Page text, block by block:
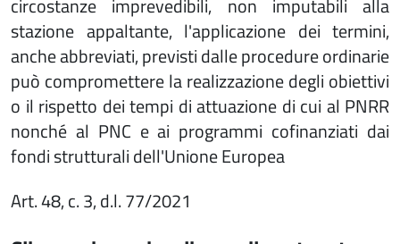
circostanze imprevedibili, non imputabili alla
stazione appaltante, l'applicazione dei termini,
anche abbreviati, previsti dalle procedure ordinarie
può compromettere la realizzazione degli obiettivi
o il rispetto dei tempi di attuazione di cui al PNRR
nonché al PNC e ai programmi cofinanziati dai
fondi strutturali dell'Unione Europea
Art. 48, c. 3, d.l. 77/2021